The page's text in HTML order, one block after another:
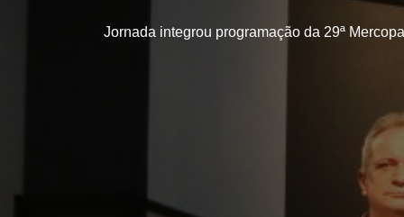
Jornada integrou programação da 29ª